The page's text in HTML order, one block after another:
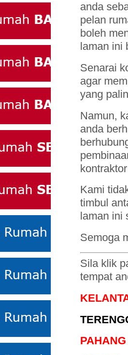
anda
pelan
boleh
laman ini
Senarai
agar
yang
Namun,
anda
Kami
timbul
laman ini
Semoga
Sila klik
tempat
PAHANG